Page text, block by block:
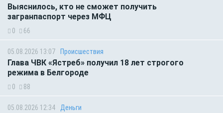
Выяснилось, кто не сможет получить
загранпаспорт через МФЦ
0 66
05.08.2026 13:07 Происшествия
Глава ЧВК «Ястреб» получил 18 лет строгого
режима в Белгороде
0 88
05.08.2026 12:34 Деньги